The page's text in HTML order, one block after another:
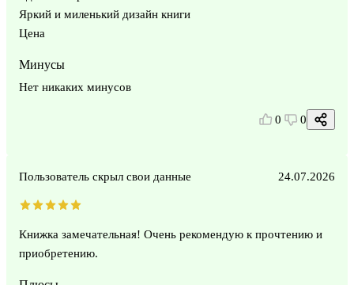
Яркий и миленький дизайн книги
Цена
Минусы
Нет никаких минусов
0 0
Пользователь скрыл свои данные 24.07.2026
Книжка замечательная! Очень рекомендую к прочтению и
приобретению.